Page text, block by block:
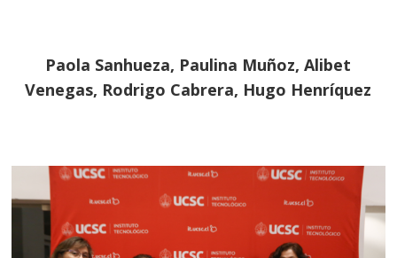
Paola Sanhueza, Paulina Muñoz, Alibet
Venegas, Rodrigo Cabrera, Hugo Henríquez